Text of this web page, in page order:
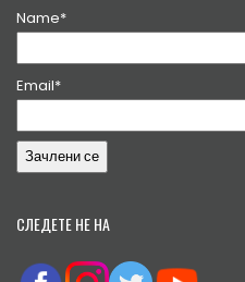
Name*
Email*
СЛЕДЕТЕ НЕ НА